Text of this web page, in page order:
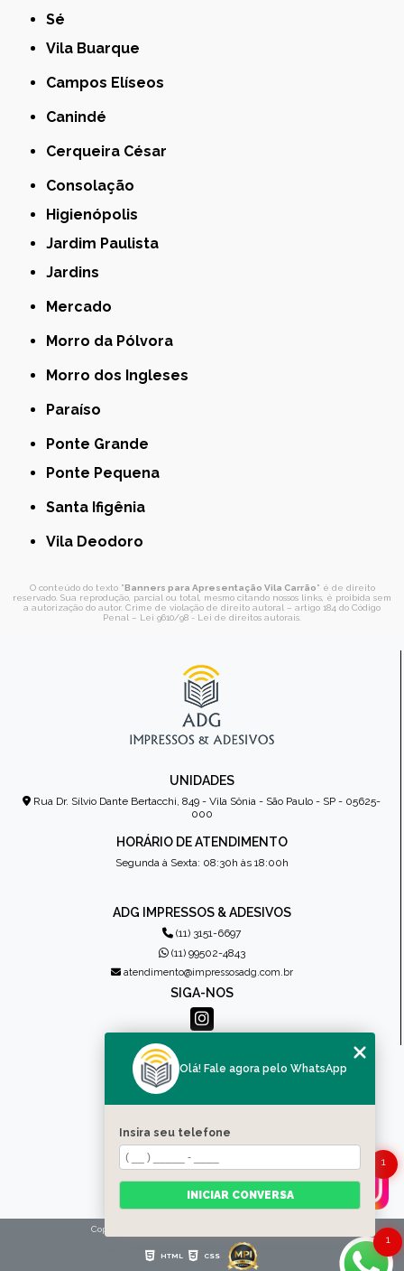
Sé
Vila Buarque
Campos Elíseos
Canindé
Cerqueira César
Consolação
Higienópolis
Jardim Paulista
Jardins
Mercado
Morro da Pólvora
Morro dos Ingleses
Paraíso
Ponte Grande
Ponte Pequena
Santa Ifigênia
Vila Deodoro
O conteúdo do texto "Banners para Apresentação Vila Carrão" é de direito
reservado. Sua reprodução, parcial ou total, mesmo citando nossos links, é proibida sem
a autorização do autor. Crime de violação de direito autoral – artigo 184 do Código
Penal – Lei 9610/98 - Lei de direitos autorais
UNIDADES
Rua Dr. Sílvio Dante Bertacchi, 849 - Vila Sônia - São Paulo - SP - 05625-
000
HORÁRIO DE ATENDIMENTO
Segunda à Sexta: 08:30h às 18:00h
ADG IMPRESSOS & ADESIVOS
(11) 3151-6697
(11) 99502-4843
atendimento@impressosadg.com.br
SIGA-NOS
MENU
QUEM SOMOS
PRODUTOS
CONTATO
CATEGORIAS
MAPA DO SITE
Copyright © Impressos ADG. (Lei 9610 de 19/02/1998)
HTML CSS
1
1
Olá! Fale agora pelo WhatsApp
Insira seu telefone
INICIAR CONVERSA